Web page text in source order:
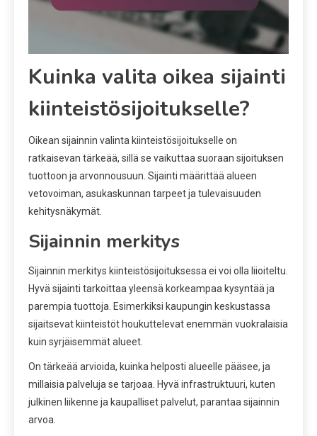
Kuinka valita oikea sijainti
kiinteistösijoitukselle?
Oikean sijainnin valinta kiinteistösijoitukselle on
ratkaisevan tärkeää, sillä se vaikuttaa suoraan sijoituksen
tuottoon ja arvonnousuun. Sijainti määrittää alueen
vetovoiman, asukaskunnan tarpeet ja tulevaisuuden
kehitysnäkymät.
Sijainnin merkitys
Sijainnin merkitys kiinteistösijoituksessa ei voi olla liioiteltu.
Hyvä sijainti tarkoittaa yleensä korkeampaa kysyntää ja
parempia tuottoja. Esimerkiksi kaupungin keskustassa
sijaitsevat kiinteistöt houkuttelevat enemmän vuokralaisia
kuin syrjäisemmät alueet.
On tärkeää arvioida, kuinka helposti alueelle pääsee, ja
millaisia palveluja se tarjoaa. Hyvä infrastruktuuri, kuten
julkinen liikenne ja kaupalliset palvelut, parantaa sijainnin
arvoa.